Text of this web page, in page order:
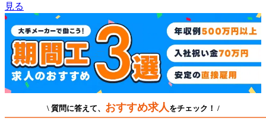
見る
\ 質問に答えて、 おすすめ求人 をチェック！ /